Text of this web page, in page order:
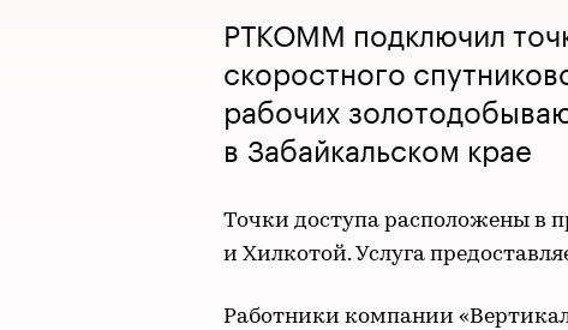
РТКОММ подключил
скоростного
рабочих
в Забайкальском крае
Точки доступа расположены в
и Хилкотой. Услуга
Работники компании